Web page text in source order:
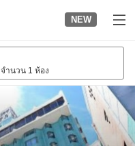
NEW
จำนวน 1 ห้อง